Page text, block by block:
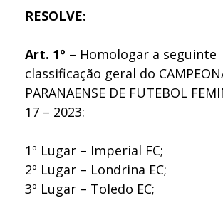
RESOLVE:
Art. 1º – Homologar a seguinte
classificação geral do
PARANAENSE DE FUTEBOL
17 – 2023:
1º Lugar – Imperial FC;
2º Lugar – Londrina EC;
3º Lugar – Toledo EC;